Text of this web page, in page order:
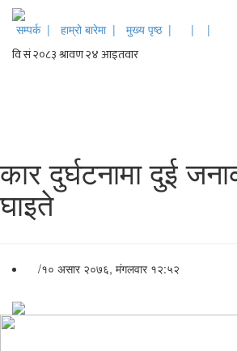
सम्पर्क | हाम्रो बारेमा | मुख्य पृष्ठ | | |
कार दुर्घटनामा दुई
घाइते
/१० असार २०७६, मंगलवार १२:५२